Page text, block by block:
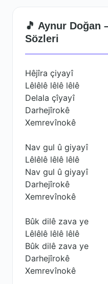
🎵 Aynur Doğan
Sözleri
Hêjîra çiyayî
Lêlêlê lêlê lêlê
Delala çîyayî
Darhejîrokê
Xemrevînokê
Nav gul û giyayî
Lêlêlê lêlê lêlê
Nav gul û giyayî
Darhejîrokê
Xemrevînokê
Bûk dilê zava ye
Lêlêlê lêlê lêlê
Bûk dilê zava ye
Darhejîrokê
Xemrevînokê